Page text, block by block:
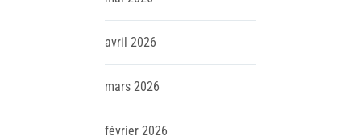
avril 2026
mars 2026
février 2026